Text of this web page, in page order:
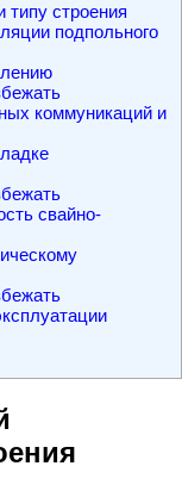
типу строения
подпольного
коммуникаций и
свайно-